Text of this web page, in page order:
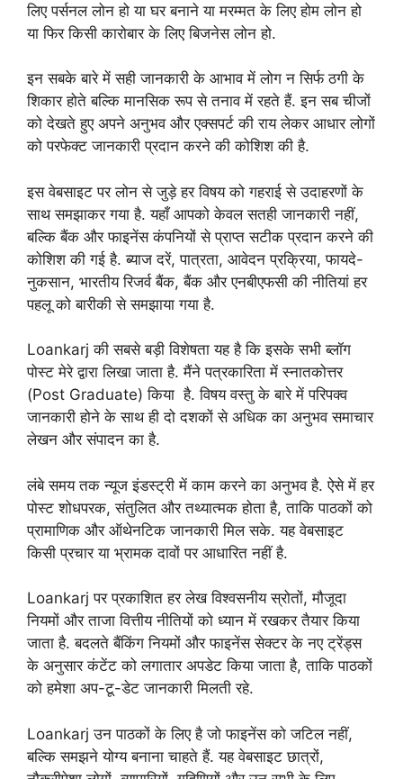
लिए पर्सनल लोन हो या घर बनाने या मरम्मत के लिए होम लोन हो
या फिर किसी कारोबार के लिए बिजनेस लोन हो.
इन सबके बारे में सही जानकारी के आभाव में लोग न सिर्फ ठगी के
शिकार होते बल्कि मानसिक रूप से तनाव में रहते हैं. इन सब चीजों
को देखते हुए अपने अनुभव और एक्सपर्ट की राय लेकर आधार लोगों
को परफेक्ट जानकारी प्रदान करने की कोशिश की है.
इस वेबसाइट पर लोन से जुड़े हर विषय को गहराई से उदाहरणों के
साथ समझाकर गया है. यहाँ आपको केवल सतही जानकारी नहीं,
बल्कि बैंक और फाइनेंस कंपनियों से प्राप्त सटीक प्रदान करने की
कोशिश की गई है. ब्याज दरें, पात्रता, आवेदन प्रक्रिया, फायदे-
नुकसान, भारतीय रिजर्व बैंक, बैंक और एनबीएफसी की नीतियां हर
पहलू को बारीकी से समझाया गया है.
Loankarj की सबसे बड़ी विशेषता यह है कि इसके सभी ब्लॉग
पोस्ट मेरे द्वारा लिखा जाता है. मैंने पत्रकारिता में स्नातकोत्तर
(Post Graduate) किया है. विषय वस्तु के बारे में परिपक्व
जानकारी होने के साथ ही दो दशकों से अधिक का अनुभव समाचार
लेखन और संपादन का है.
लंबे समय तक न्यूज इंडस्ट्री में काम करने का अनुभव है. ऐसे में हर
पोस्ट शोधपरक, संतुलित और तथ्यात्मक होता है, ताकि पाठकों को
प्रामाणिक और ऑथेनटिक जानकारी मिल सके. यह वेबसाइट
किसी प्रचार या भ्रामक दावों पर आधारित नहीं है.
Loankarj पर प्रकाशित हर लेख विश्वसनीय स्रोतों, मौजूदा
नियमों और ताजा वित्तीय नीतियों को ध्यान में रखकर तैयार किया
जाता है. बदलते बैंकिंग नियमों और फाइनेंस सेक्टर के नए ट्रेंड्स
के अनुसार कंटेंट को लगातार अपडेट किया जाता है, ताकि पाठकों
को हमेशा अप-टू-डेट जानकारी मिलती रहे.
Loankarj उन पाठकों के लिए है जो फाइनेंस को जटिल नहीं,
बल्कि समझने योग्य बनाना चाहते हैं. यह वेबसाइट छात्रों,